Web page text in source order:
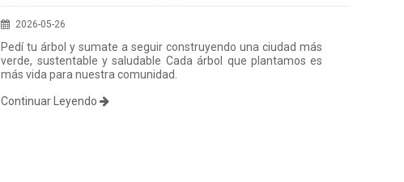
2026-05-26
Pedí tu árbol y sumate a seguir construyendo una ciudad más
verde, sustentable y saludable Cada árbol que plantamos es
más vida para nuestra comunidad.
Continuar Leyendo